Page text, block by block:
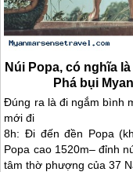
Núi Popa, có nghĩa
Phá bụi
Đúng ra là đi ngắm bình
mới đi
8h: Đi đến đền Popa
Popa cao 1520m– đỉnh
tâm thờ phượng của 37